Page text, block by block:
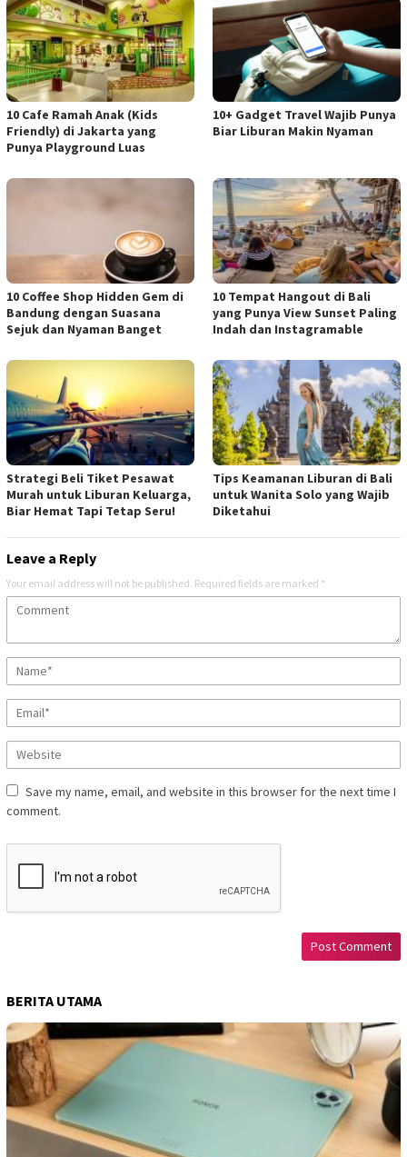
10 Cafe Ramah Anak (Kids
Friendly) di Jakarta yang
Punya Playground Luas
10+ Gadget Travel Wajib Punya
Biar Liburan Makin Nyaman
10 Coffee Shop Hidden Gem di
Bandung dengan Suasana
Sejuk dan Nyaman Banget
10 Tempat Hangout di Bali
yang Punya View Sunset Paling
Indah dan Instagramable
Strategi Beli Tiket Pesawat
Murah untuk Liburan Keluarga,
Biar Hemat Tapi Tetap Seru!
Tips Keamanan Liburan di Bali
untuk Wanita Solo yang Wajib
Diketahui
Leave a Reply
Your email address will not be published. Required fields are marked *
Save my name, email, and website in this browser for the next time I
comment.
BERITA UTAMA